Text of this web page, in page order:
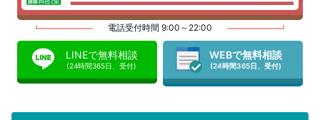
電話受付時間 9:00～22:00
LINEで無料相談
(24時間365日、受付)
WEBで無料相談
(24時間365日、受付)